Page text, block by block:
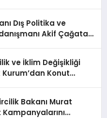
Dış Politika ve
Akif Çağatay
ve İklim Değişikliği
Kurum’dan Konut
Bakanı Murat